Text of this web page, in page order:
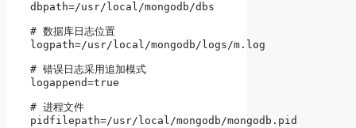
dbpath=/usr/local/mongodb/dbs
# 数据库日志位置
logpath=/usr/local/mongodb/logs/m.log
# 错误日志采用追加模式
logappend=true
# 进程文件
pidfilepath=/usr/local/mongodb/mongodb.pid